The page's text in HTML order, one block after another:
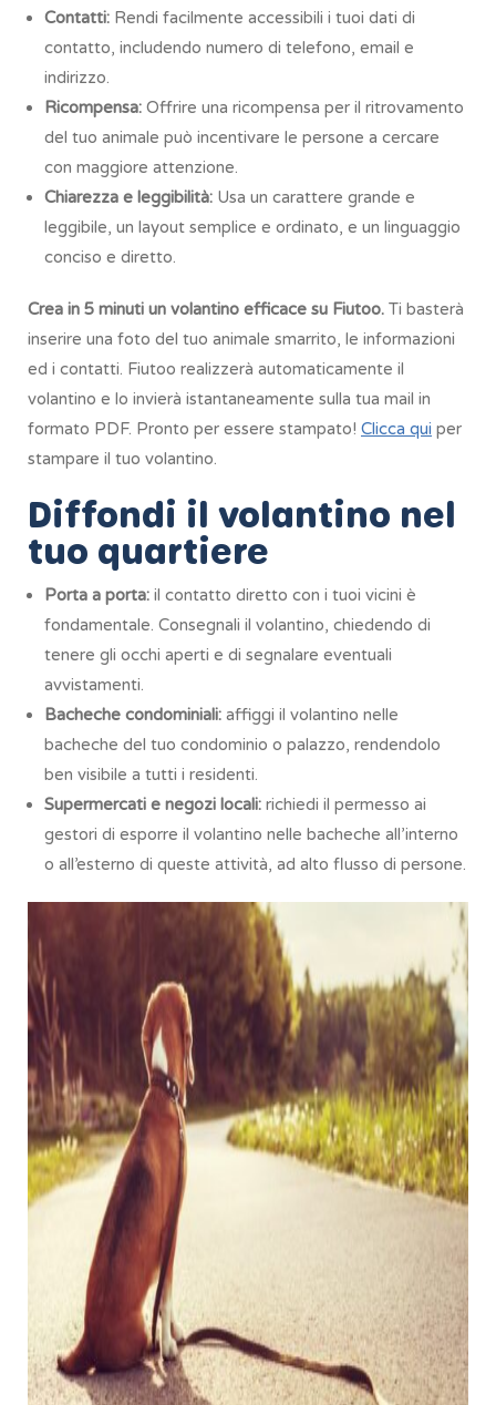
Contatti: Rendi facilmente accessibili i tuoi dati di
contatto, includendo numero di telefono, email e
indirizzo.
Ricompensa: Offrire una ricompensa per il ritrovamento
del tuo animale può incentivare le persone a cercare
con maggiore attenzione.
Chiarezza e leggibilità: Usa un carattere grande e
leggibile, un layout semplice e ordinato, e un linguaggio
conciso e diretto.
Crea in 5 minuti un volantino efficace su Fiutoo. Ti basterà
inserire una foto del tuo animale smarrito, le informazioni
ed i contatti. Fiutoo realizzerà automaticamente il
volantino e lo invierà istantaneamente sulla tua mail in
formato PDF. Pronto per essere stampato! Clicca qui per
stampare il tuo volantino.
Diffondi il volantino nel
tuo quartiere
Porta a porta: il contatto diretto con i tuoi vicini è
fondamentale. Consegnali il volantino, chiedendo di
tenere gli occhi aperti e di segnalare eventuali
avvistamenti.
Bacheche condominiali: affiggi il volantino nelle
bacheche del tuo condominio o palazzo, rendendolo
ben visibile a tutti i residenti.
Supermercati e negozi locali: richiedi il permesso ai
gestori di esporre il volantino nelle bacheche all’interno
o all’esterno di queste attività, ad alto flusso di persone.